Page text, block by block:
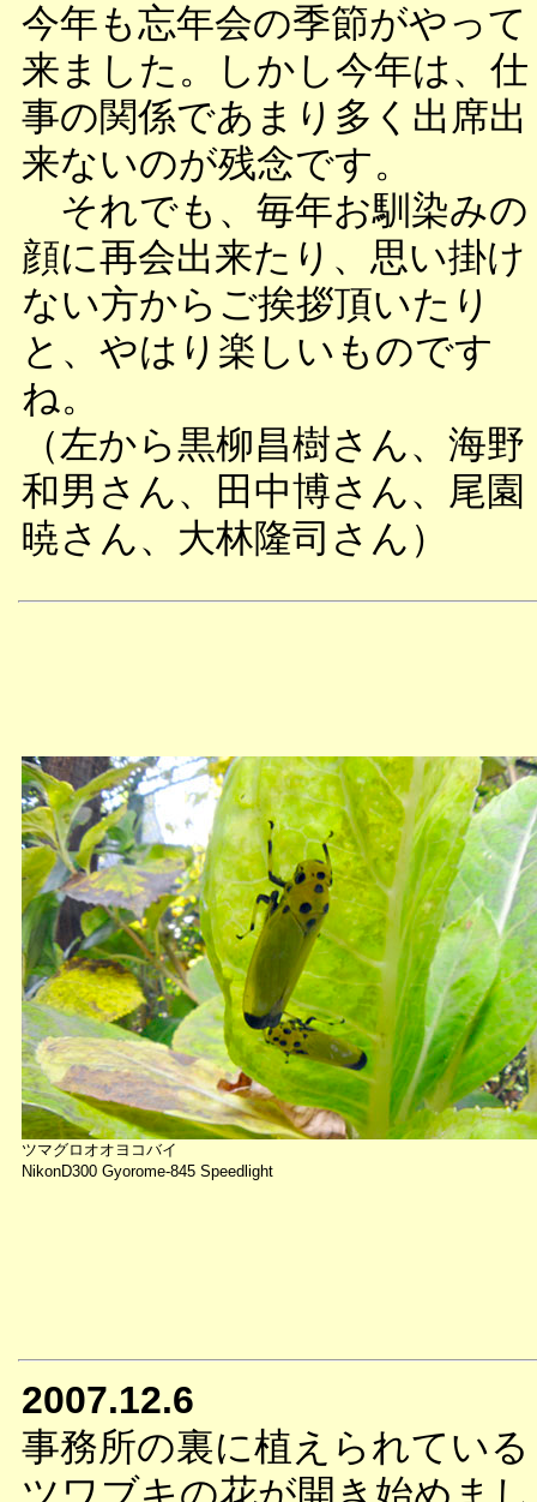
今年も忘年会の季節がやって
来ました。しかし今年は、仕
事の関係であまり多く出席出
来ないのが残念です。
それでも、毎年お馴染みの
顔に再会出来たり、思い掛け
ない方からご挨拶頂いたり
と、やはり楽しいものです
ね。
（左から黒柳昌樹さん、海野
和男さん、田中博さん、尾園
暁さん、大林隆司さん）
ツマグロオオヨコバイ
NikonD300 Gyorome-845 Speedlight
2007.12.6
事務所の裏に植えられている